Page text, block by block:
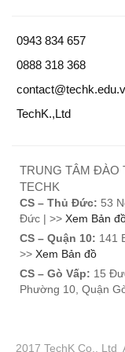
Nhu
1.2. Công việc vận
“Việc làm CNC” hiện
hiện nay trong lĩnh
trong lĩnh vực này
về CNC có trong tay
hay thậm chí là tự
thức và kỹ năng đã
0943 834 657
0888 318 368
TechK.,Ltd
TRUNG TÂM ĐÀO
TECHK
CS – Thủ Đức: 53
Đức | >>Xem Bản
CS – Quận 10: 141
>>Xem Bản đồ
CS – Gò Vấp: 15
Phường 10, Quận
2017 TechK Co., Ltd